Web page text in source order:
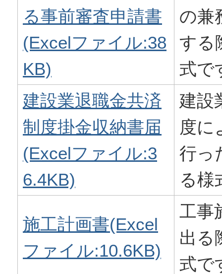
る事前審査申請書
(Excelファイル:38
KB)
の兼
する
式で
建設業退職金共済
制度掛金収納書届
(Excelファイル:3
6.4KB)
建設
度に
行っ
る様
施工計画書(Excel
ファイル:10.6KB)
工事
出る
式で